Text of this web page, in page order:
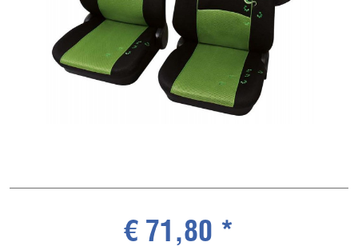
€ 71,80 *